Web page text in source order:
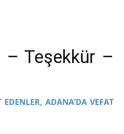
– Teşekkür –
EDENLER, ADANA’DA VEFAT